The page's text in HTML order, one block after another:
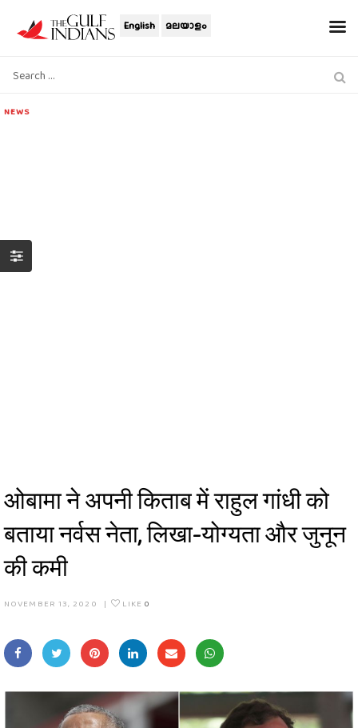
English മലയാളം
NEWS
ओबामा ने अपनी किताब में राहुल गांधी को
बताया नर्वस नेता, लिखा-योग्यता और जुनून
की कमी
NOVEMBER 13, 2020 | LIKE 0